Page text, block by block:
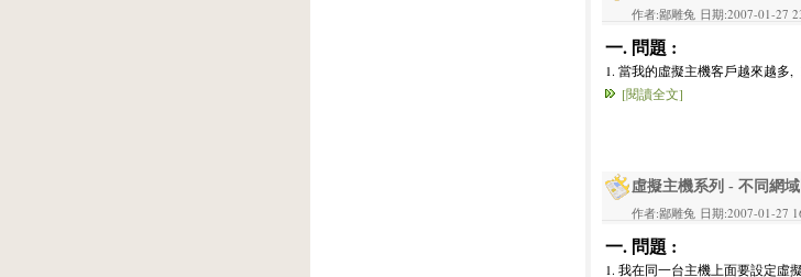
作者:鄙雕兔 日期:2007-01-27
一. 問題 :
1. 當我的虛擬主機客戶越來越多
[閱讀全文]
虛擬主機系列 - 不同網
作者:鄙雕兔 日期:2007-01-27
一. 問題 :
1. 我在同一台主機上面要設定虛